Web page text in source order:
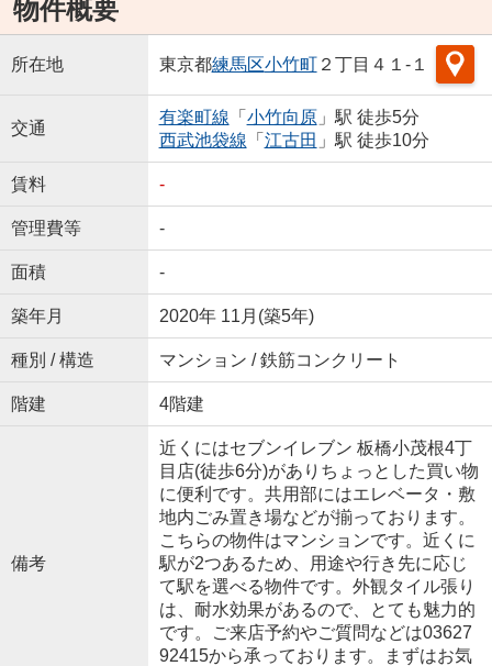
物件概要
所在地 東京都練馬区小竹町２丁目４１-１
交通
有楽町線 「 小竹向原」駅 徒歩5分
西武池袋線 「 江古田 」駅 徒歩10分
賃料 -
管理費等 -
面積 -
築年月 2020年 11月(築5年)
種別 / 構造 マンション / 鉄筋コンクリート
階建 4階建
備考
近くにはセブンイレブン 板橋小茂根4丁
目店(徒歩6分)がありちょっとした買い物
に便利です。共用部にはエレベータ・敷
地内ごみ置き場などが揃っております。
こちらの物件はマンションです。近くに
駅が2つあるため、用途や行き先に応じ
て駅を選べる物件です。外観タイル張り
は、耐水効果があるので、とても魅力的
です。ご来店予約やご質問などは03627
92415から承っております。まずはお気